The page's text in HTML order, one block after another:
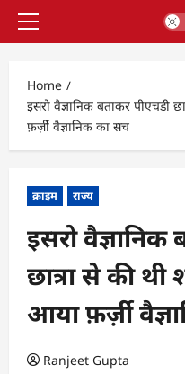
Primary
Home
इसरो वैज्ञानिक बताकर पीएचडी
फ़र्ज़ी वैज्ञानिक का सच
क्राइम राज्य
इसरो वैज्ञानिक
छात्रा से की थी
आया फ़र्ज़ी
Ranjeet Gupta